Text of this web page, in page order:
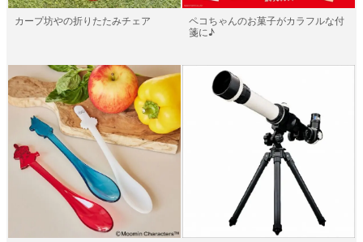
カープ坊やの折りたたみチェア
ペコちゃんのお菓子がカラフルな付
箋に♪